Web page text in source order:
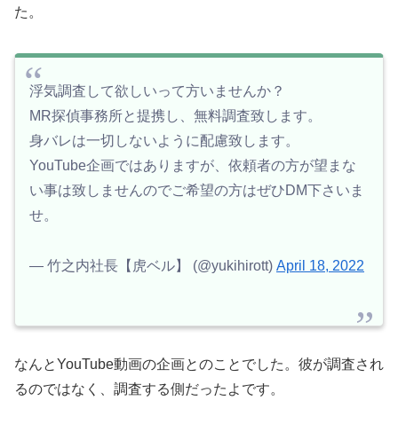
た。
浮気調査して欲しいって方いませんか？
MR探偵事務所と提携し、無料調査致します。
身バレは一切しないように配慮致します。
YouTube企画ではありますが、依頼者の方が望まな
い事は致しませんのでご希望の方はぜひDM下さいま
せ。
— 竹之内社長【虎ベル】 (@yukihirott) April 18, 2022
なんとYouTube動画の企画とのことでした。彼が調査され
るのではなく、調査する側だったよです。